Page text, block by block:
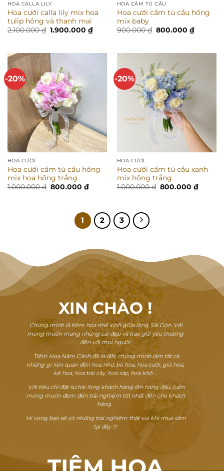
HOA CALLA LILY
Hoa cưới calla lily mix hoa
tulip hồng và thanh mai
2.100.000₫ Giá
1.900.000 ₫Giá
hiện
1.900.000 ₫.
HOA CẨM TÚ CẦU
Hoa cưới cẩm tú cầu hồng
mix baby
900.000₫ Giá
800.000 ₫Giá
hiện
800.000
-20%
HOA CƯỚI
Hoa cưới cẩm tú cầu hồng
mix hoa hồng trắng
1.000.000₫ Giá
800.000 ₫Giá
hiện
800.000 ₫.
-20%
HOA CƯỚI
Hoa cưới cẩm tú cầu xanh
mix hồng trắng
1.000.000₫ Giá
800.000 ₫Giá
hiện
1 2 3
XIN CHÀO!
Chúng mình là tiệm hoa nhỏ xinh giữa lòng Sài Gòn. Với
mong muốn mang những cái đẹp và trao gửi yêu thương
đến với mọi người.
Tiệm Hoa Năm Cánh đã ra đời, chúng mình làm tất cả
những gì liên quan đến hoa như: bó hoa, hoa cưới, giỏ hoa,
kệ hoa, hoa trái cây, hoa sáp, hoa khô ...
Với tiêu chí đặt sự hài lòng khách hàng lên hàng đầu, luôn
mong muốn đem đến trải nghiệm tốt nhất đến cho khách
hàng.
Hi vọng bạn sẽ có những trải nghiệm thật vui khi mua sắm
tại đây !!!